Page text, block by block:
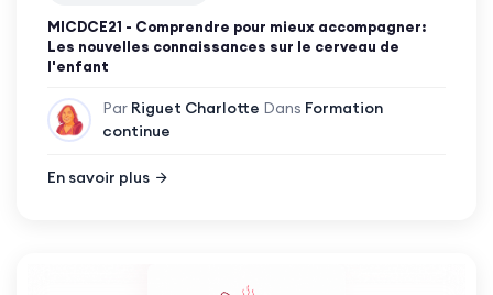
MICDCE21 - Comprendre pour mieux accompagner:
Les nouvelles connaissances sur le cerveau de
l'enfant
Par Riguet Charlotte Dans Formation
continue
En savoir plus